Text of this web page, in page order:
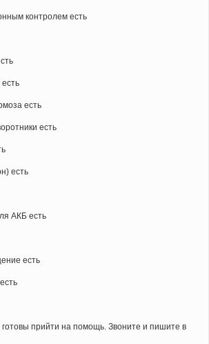
контролем есть
есть
есть
есть
АКБ есть
есть
готовы прийти на помощь. Звоните и пишите в